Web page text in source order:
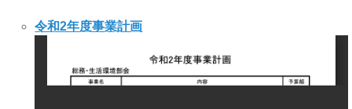
令和2年度事業計画